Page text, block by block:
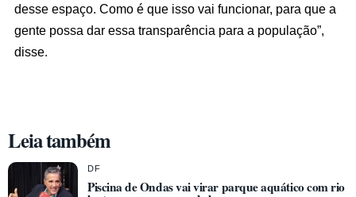
desse espaço. Como é que isso vai funcionar, para que a
gente possa dar essa transparência para a população”,
disse.
Leia também
DF
Piscina de Ondas vai virar parque aquático com rio